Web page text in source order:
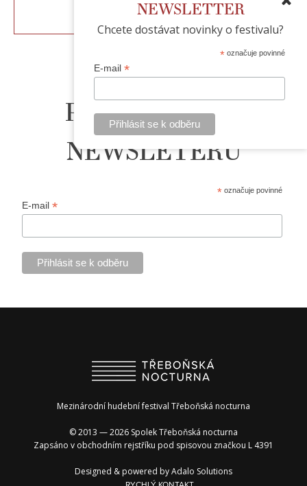
NEWSLETTER
Chcete dostávat novinky o festivalu?
* označuje povinné
E-mail *
PŘIHLÁŠENÍ K
NEWSLETERU
* označuje povinné
E-mail*
Mezinárodní hudební festival Třeboňská nocturna
© 2013 — 2026 Spolek Třeboňská nocturna
Zapsáno v obchodním rejstříku pod spisovou značkou L 4391
Designed & powered byAdalo Solutions